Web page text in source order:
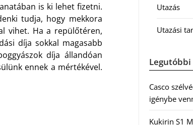
is ki lehet fizetni.
tudja, hogy mekkora
vihet. Ha a repülőtéren,
díja sokkal magasabb
díja állandóan
ennek a mértékével.
Utazás
Utazási
Legutóbbi
Casco
igénybe
Kukirin S1